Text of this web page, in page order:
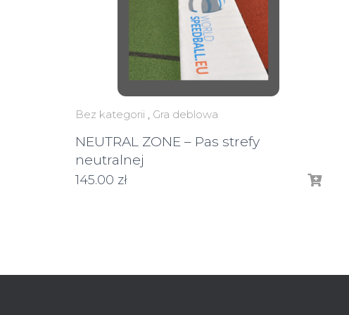
Bez kategorii , Gra deblowa
NEUTRAL ZONE – Pas strefy
neutralnej
145.00 zł